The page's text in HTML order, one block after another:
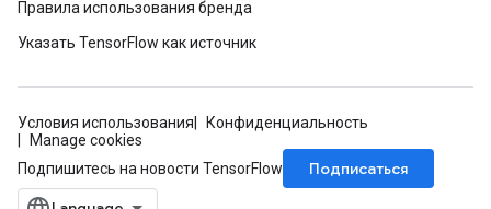
Правила использования бренда
Указать TensorFlow как источник
Условия использования
Конфиденциальность
Manage cookies
Подпишитесь на новости TensorFlow
Подписаться